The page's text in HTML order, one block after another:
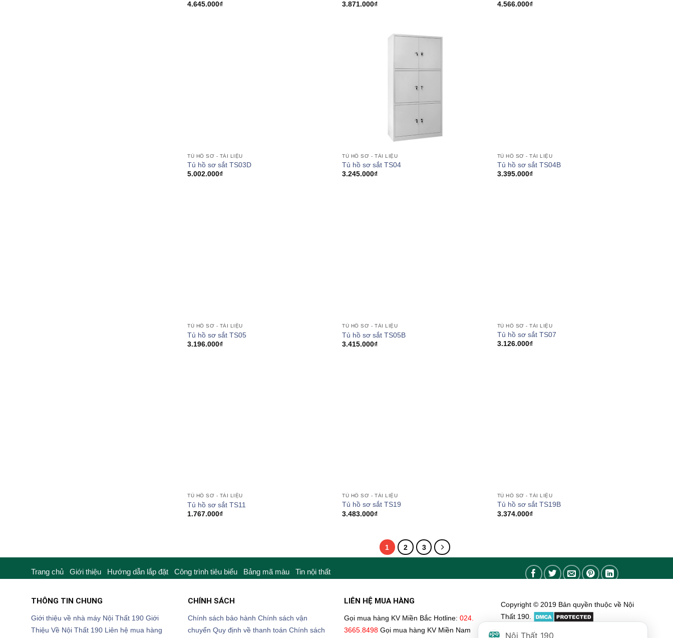
4.645.000₫
3.871.000₫
4.566.000₫
TỦ HỒ SƠ - TÀI LIỆU
Tủ hồ sơ sắt TS03D
5.002.000₫
TỦ HỒ SƠ - TÀI LIỆU
Tủ hồ sơ sắt TS04
3.245.000₫
TỦ HỒ SƠ - TÀI LIỆU
Tủ hồ sơ sắt TS04B
3.395.000₫
TỦ HỒ SƠ - TÀI LIỆU
Tủ hồ sơ sắt TS05
3.196.000₫
TỦ HỒ SƠ - TÀI LIỆU
Tủ hồ sơ sắt TS05B
3.415.000₫
TỦ HỒ SƠ - TÀI LIỆU
Tủ hồ sơ sắt TS07
3.126.000₫
TỦ HỒ SƠ - TÀI LIỆU
Tủ hồ sơ sắt TS11
1.767.000₫
TỦ HỒ SƠ - TÀI LIỆU
Tủ hồ sơ sắt TS19
3.483.000₫
TỦ HỒ SƠ - TÀI LIỆU
Tủ hồ sơ sắt TS19B
3.374.000₫
1 2 3
Trang chủ Giới thiệu Hướng dẫn lắp đặt Công trình tiêu biểu Bảng mã màu Tin nội thất
THÔNG TIN CHUNG
Giới thiệu về nhà máy Nội Thất 190 Giới
Thiệu Về Nội Thất 190
Liên hệ mua hàng
CHÍNH SÁCH
Chính sách bảo hành Chính sách vận
chuyển Quy định về thanh toán Chính sách
LIÊN HỆ MUA HÀNG
Gọi mua hàng KV Miền Bắc Hotline: 024.
3665.8498 Gọi mua hàng KV Miền Nam
Copyright © 2019 Bản quyền thuộc về Nội
Thất 190.
Nội Thất 190